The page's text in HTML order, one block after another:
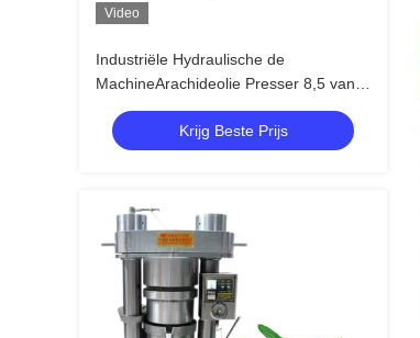
Video
Industriële Hydraulische de
MachineArachideolie Presser 8,5 van
de Oliepers de Capaciteit van Kg/Partij
Krijg Beste Prijs